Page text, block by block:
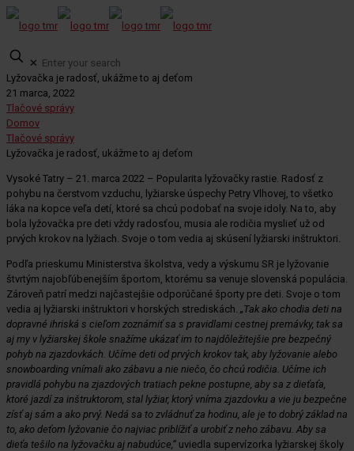
✕
Lyžovačka je radosť, ukážme to aj deťom
21 marca, 2022
Tlačové správy
Domov
Tlačové správy
Lyžovačka je radosť, ukážme to aj deťom
Vysoké Tatry – 21. marca 2022 – Popularita lyžovačky rastie. Radosť z
pohybu na čerstvom vzduchu, lyžiarske úspechy Petry Vlhovej, to všetko
láka na kopce veľa detí, ktoré sa chcú podobať na svoje idoly. Na to, aby
bola lyžovačka pre deti vždy radosťou, musia ale rodičia myslieť už od
prvých krokov na lyžiach. Svoje o tom vedia aj skúsení lyžiarski inštruktori.
Podľa prieskumu Ministerstva školstva, vedy a výskumu SR je lyžovanie
štvrtým najobľúbenejším športom, ktorému sa venuje slovenská populácia.
Zároveň patrí medzi najčastejšie odporúčané športy pre deti. Svoje o tom
vedia aj lyžiarski inštruktori v horských strediskách. „Tak ako chodia deti na
dopravné ihriská s cieľom zoznámiť sa s pravidlami cestnej premávky, tak sa
aj my v lyžiarskej škole snažíme ukázať im to najdôležitejšie pre bezpečný
pohyb na zjazdovkách. Učíme deti od prvých krokov tak, aby lyžovanie alebo
snowboarding vnímali ako zábavu a nie niečo, čo chcú rodičia. Učíme ich
pravidlá pohybu na zjazdových tratiach pekne postupne, aby sa z dieťaťa,
ktoré jazdí za inštruktorom, stal lyžiar, ktorý vníma zjazdovku a vie ju bezpečne
zísť aj sám a ako prvý. Nedá sa to zvládnuť za hodinu, ale je to dobrý základ na
to, ako deťom lyžovanie čo najviac priblížiť a urobiť z neho zábavu. Aby sa
dieťa tešilo na lyžovačku aj nabudúce,“ uviedla supervízorka lyžiarskej školy